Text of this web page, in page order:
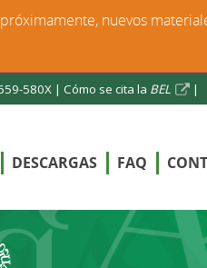
580X | Cómo se cita la BEL |
DESCARGAS FAQ
nuevos